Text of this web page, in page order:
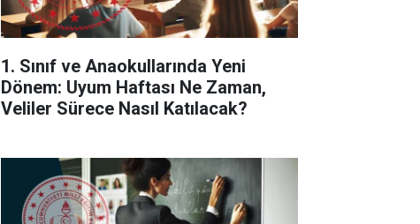
1. Sınıf ve Anaokullarında Yeni
Dönem: Uyum Haftası Ne Zaman,
Veliler Sürece Nasıl Katılacak?